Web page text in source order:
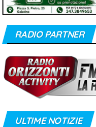
RADIO PARTNER
ULTIME NOTIZIE